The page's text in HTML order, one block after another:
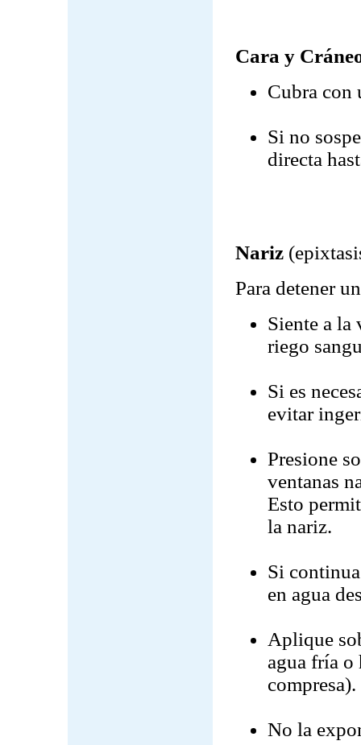
Cara y
Cubra con
Si no
directa
Nariz
Para detener
Siente a la
riego
Si es
evitar
Presione
ventanas
Esto
la nariz.
Si
en agua
Aplique
agua fría o
compresa).
No la